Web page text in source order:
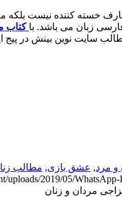
خسته کننده نیست
زبان می باشد. با کتاب
سایت نوین بینش در پیج
مرد, عشق بازی, مطالب
uploads/2019/05/
مردان و زنان